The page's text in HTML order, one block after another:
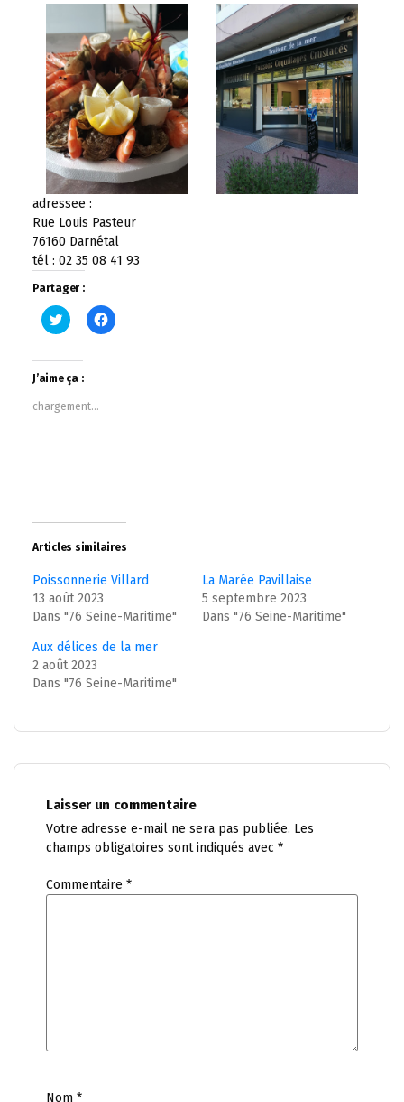
adressee :
Rue Louis Pasteur
76160 Darnétal
tél : 02 35 08 41 93
Partager :
Cliquez
pour
Twitter(ouvre
dans
une
nouvelle
fenêtre)
Cliquez
pour
J’aime ça :
chargement…
Articles similaires
Poissonnerie Villard
13 août 2023
Dans "76 Seine-Maritime"
La Marée Pavillaise
5 septembre 2023
Dans "76 Seine-Maritime"
Aux délices de la mer
2 août 2023
Dans "76 Seine-Maritime"
Laisser un commentaire
Votre adresse e-mail ne sera pas publiée. Les
champs obligatoires sont indiqués avec *
Commentaire *
Nom *